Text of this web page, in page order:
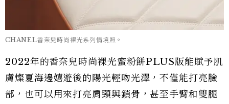
CHANEL香奈兒時尚裸光系列情境照。
2022年的香奈兒時尚裸光蜜粉餅PLUS版能賦予肌
膚燦夏海邊嬉遊後的陽光輕吻光澤，不僅能打亮臉
部，也可以用來打亮肩頸與鎖骨，甚至手臂和雙腿